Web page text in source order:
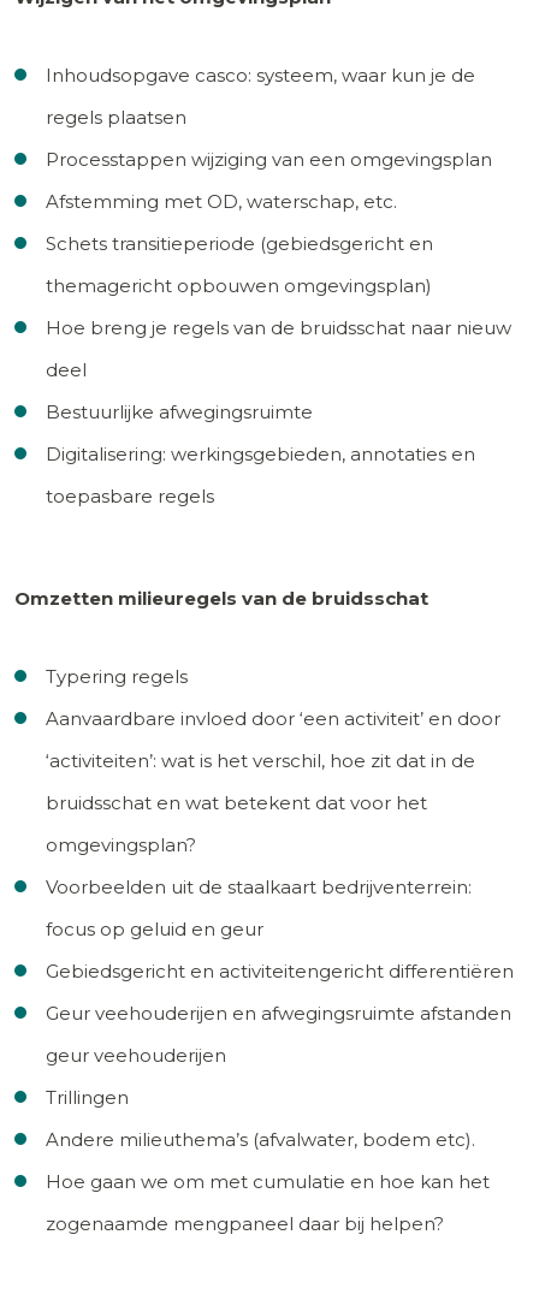
Inhoudsopgave casco: systeem, waar kun je de
regels plaatsen
Processtappen wijziging van een omgevingsplan
Afstemming met OD, waterschap, etc.
Schets transitieperiode (gebiedsgericht en
themagericht opbouwen omgevingsplan)
Hoe breng je regels van de bruidsschat naar nieuw
deel
Bestuurlijke afwegingsruimte
Digitalisering: werkingsgebieden, annotaties en
toepasbare regels
Omzetten milieuregels van de bruidsschat
Typering regels
Aanvaardbare invloed door ‘een activiteit’ en door
‘activiteiten’: wat is het verschil, hoe zit dat in de
bruidsschat en wat betekent dat voor het
omgevingsplan?
Voorbeelden uit de staalkaart bedrijventerrein:
focus op geluid en geur
Gebiedsgericht en activiteitengericht differentiëren
Geur veehouderijen en afwegingsruimte afstanden
geur veehouderijen
Trillingen
Andere milieuthema’s (afvalwater, bodem etc).
Hoe gaan we om met cumulatie en hoe kan het
zogenaamde mengpaneel daar bij helpen?